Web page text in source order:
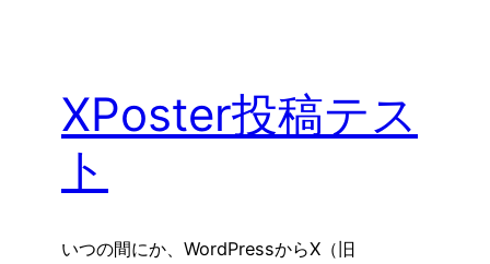
XPoster投稿テス
ト
いつの間にか、WordPressからX（旧